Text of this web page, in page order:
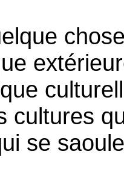
cultures
se